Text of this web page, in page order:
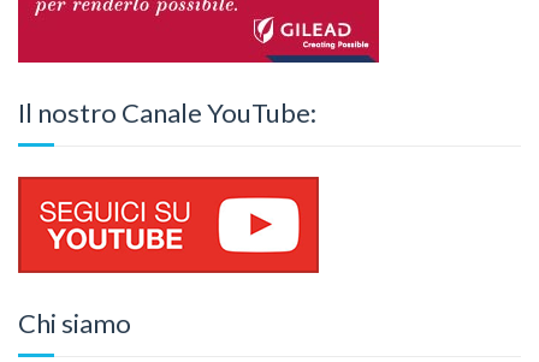
Il nostro Canale YouTube:
Chi siamo